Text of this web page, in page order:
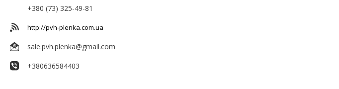
+380 (73) 325-49-81
http://pvh-plenka.com.ua
sale.pvh.plenka@gmail.com
+380636584403